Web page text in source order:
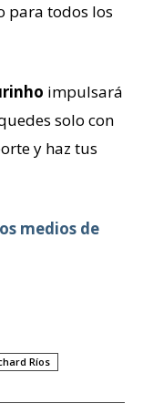
para todos los
impulsará
solo con
y haz tus
medios de
Ríos